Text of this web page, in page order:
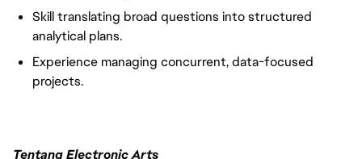
Skill translating broad questions into structured
analytical plans.
Experience managing concurrent, data-focused
projects.
Tentang Electronic Arts